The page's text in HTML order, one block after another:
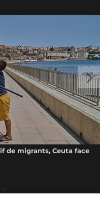
de migrants, Ceuta face